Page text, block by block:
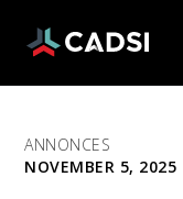
ANNONCES
NOVEMBER 5, 2025